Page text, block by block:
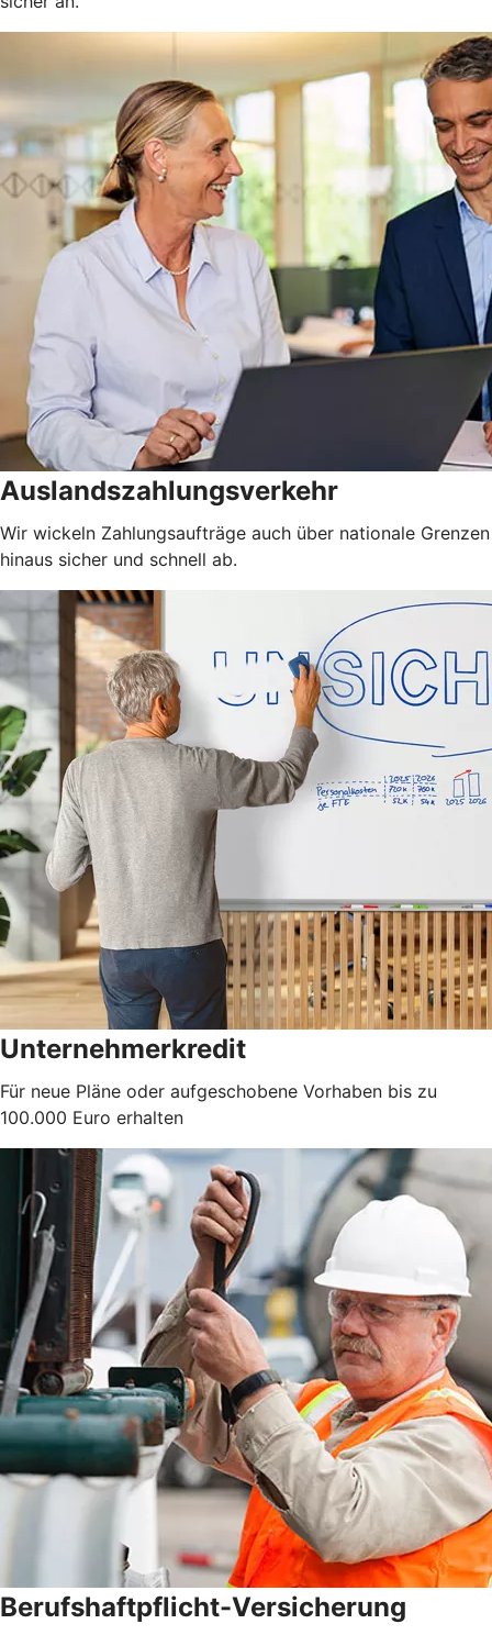
Auslandszahlungsverkehr
Wir wickeln Zahlungsaufträge auch über nationale Grenzen
hinaus sicher und schnell ab.
Unternehmerkredit
Für neue Pläne oder aufgeschobene Vorhaben bis zu
100.000 Euro erhalten
Berufshaftpflicht-Versicherung